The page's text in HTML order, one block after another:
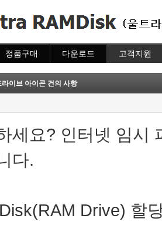
정품구매
주문조회
이용안내
다운로드 고객지원
질문하기
이브 아이콘 건의 사항
세요? 인터넷 임시
다.
Drive) 할